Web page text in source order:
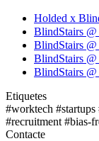
Holded x
BlindStairs
BlindStairs
BlindStairs
BlindStairs
Etiquetes
#worktech #startups
#recruitment #bias-
Contacte